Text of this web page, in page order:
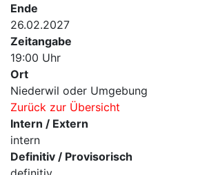
Ende
26.02.2027
Zeitangabe
19:00 Uhr
Ort
Niederwil oder Umgebung
Zurück zur Übersicht
Intern / Extern
intern
Definitiv / Provisorisch